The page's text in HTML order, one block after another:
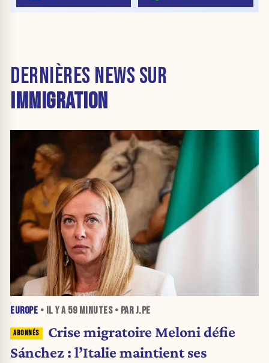
DERNIÈRES NEWS SUR
IMMIGRATION
EUROPE • IL Y A 59 MINUTES• PAR J.PE
Crise migratoire Meloni défie
Sánchez : l’Italie maintient ses